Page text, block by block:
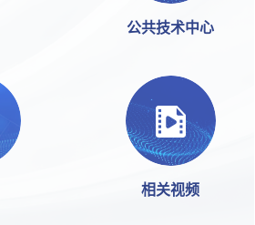
公共技术中心
相关视频